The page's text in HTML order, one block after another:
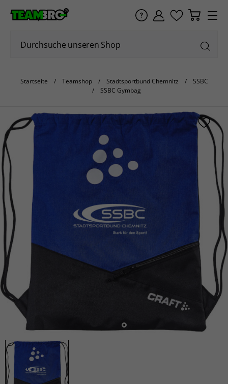
Startseite Teamshop Stadtsportbund Chemnitz
SSBC
SSBC Gymbag